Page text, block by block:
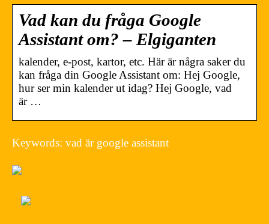
Vad kan du fråga Google
Assistant om? – Elgiganten
kalender, e-post, kartor, etc. Här är några saker du
kan fråga din Google Assistant om: Hej Google,
hur ser min kalender ut idag? Hej Google, vad
är …
Keywords: vad är google assistant